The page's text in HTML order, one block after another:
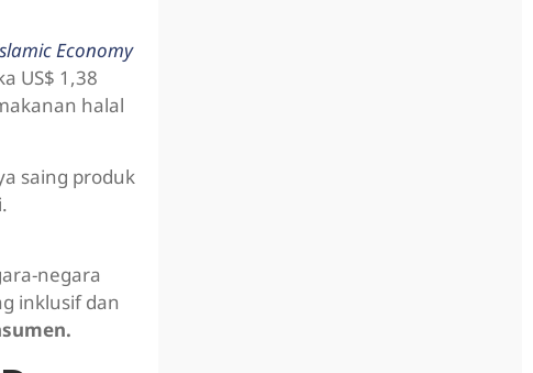
Economy
US$ 1,38
halal
saing produk
negara
inklusif dan